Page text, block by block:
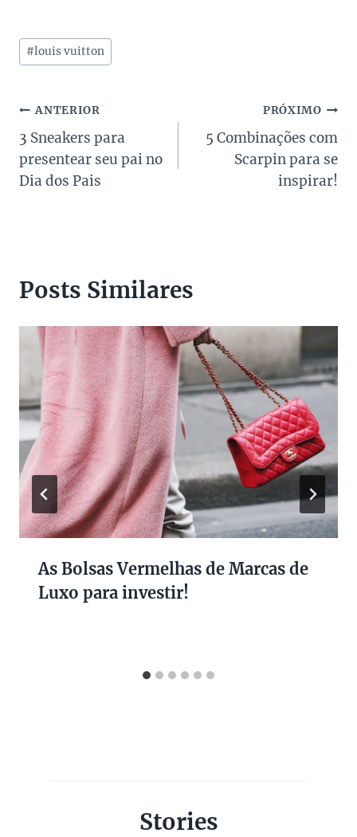
Tags
do
#louis vuitton
Navegação
de
Post
ANTERIOR
3 Sneakers para
presentear seu pai no
Dia dos Pais
PRÓXIMO
5 Combinações com
Scarpin para se
inspirar!
Posts Similares
As Bolsas Vermelhas de Marcas de
Luxo para investir!
Stories